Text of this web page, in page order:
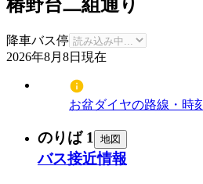
椿野台二組通り
降車バス停
2026年8月8日 現在
お盆ダイヤの路線・時
のりば 1 地図
バス接近情報